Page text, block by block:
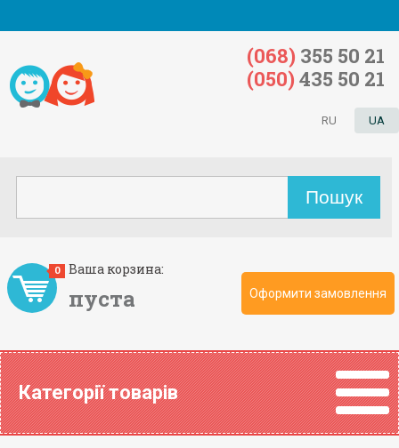
Ваша корзина:
пуста
0
Оформити замовлення
RU UA
(068) 355 50 21
(050) 435 50 21
Категорії товарів